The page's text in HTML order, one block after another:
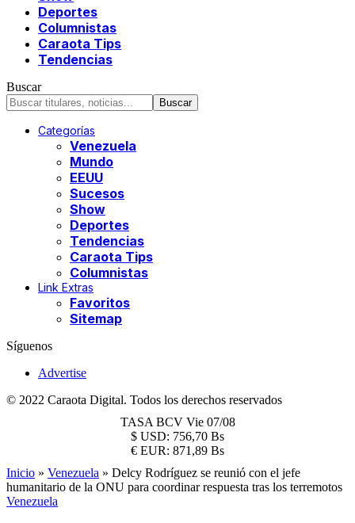
Deportes
Columnistas
Caraota Tips
Tendencias
Buscar
Categorías
Venezuela
Mundo
EEUU
Sucesos
Show
Deportes
Tendencias
Caraota Tips
Columnistas
Link Extras
Favoritos
Sitemap
Síguenos
Advertise
© 2022 Caraota Digital. Todos los derechos reservados
TASA BCV Vie 07/08
$ USD: 756,70 Bs
€ EUR: 871,89 Bs
Inicio » Venezuela » Delcy Rodríguez se reunió con el jefe
humanitario de la ONU para coordinar respuesta tras los terremotos
Venezuela